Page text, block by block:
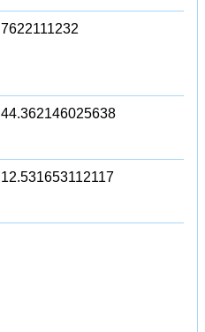
7622111232
44.362146025638
12.531653112117